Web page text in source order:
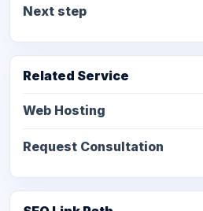
Next step
Related Service
Web Hosting
Request Consultation